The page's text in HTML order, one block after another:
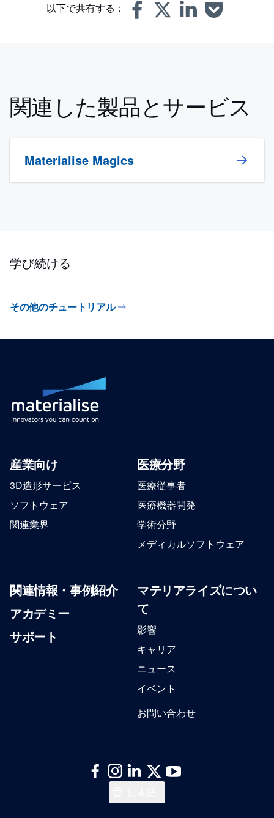
以下で共有する：
関連した製品とサービス
Materialise Magics
学び続ける
その他のチュートリアル
産業向け
3D造形サービス
ソフトウェア
関連業界
医療分野
医療従事者
医療機器開発
学術分野
メディカルソフトウェア
関連情報・事例紹介
アカデミー
サポート
マテリアライズについ
て
影響
キャリア
ニュース
イベント
お問い合わせ